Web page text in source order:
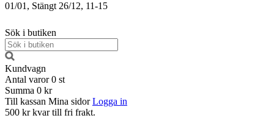
01/01, Stängt 26/12, 11-15
Sök i butiken
Kundvagn
Antal varor 0 st
Summa 0 kr
Till kassan Mina sidor Logga in
500 kr kvar till fri frakt.